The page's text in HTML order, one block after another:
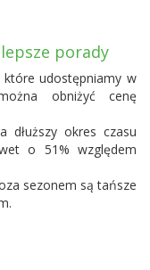
porady
udostępniamy w
obniżyć cenę
dłuższy okres czasu
o 51% względem
sezonem są tańsze